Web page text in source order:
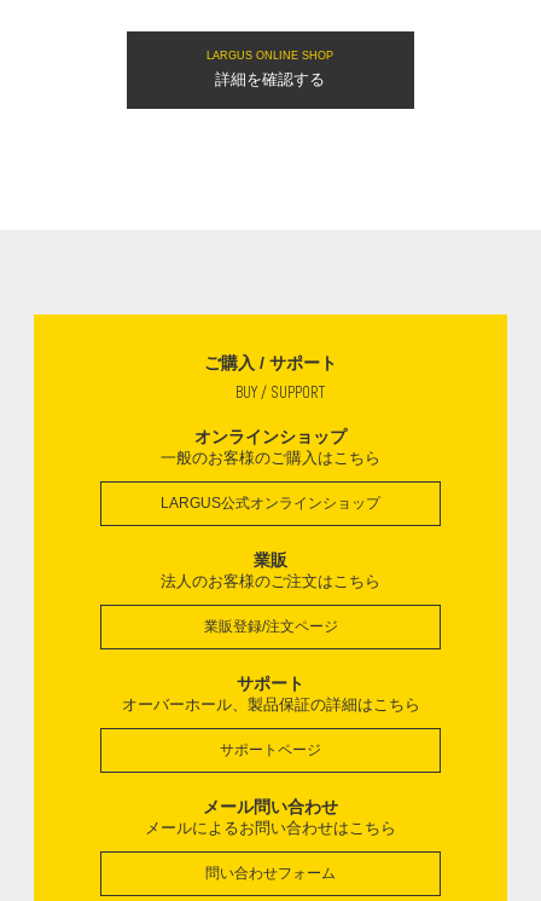
LARGUS ONLINE SHOP
詳細を確認する
ご購入 / サポート
BUY / SUPPORT
オンラインショップ
一般のお客様のご購入はこちら
LARGUS公式オンラインショップ
業販
法人のお客様のご注文はこちら
業販登録/注文ページ
サポート
オーバーホール、製品保証の詳細はこちら
サポートページ
メール問い合わせ
メールによるお問い合わせはこちら
問い合わせフォーム